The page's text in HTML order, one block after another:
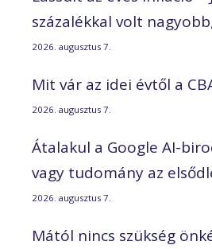
százalékkal volt
2026. augusztus 7.
Mit vár az idei évtől a
2026. augusztus 7.
Átalakul a Google AI-
vagy tudomány az
2026. augusztus 7.
Mától nincs szükség